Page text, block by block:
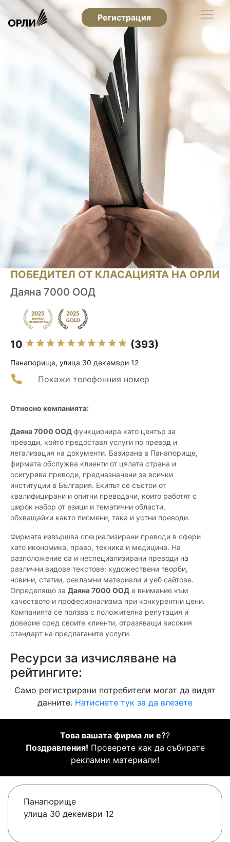
Регистрация
ПОБЕДИТЕЛ ОТ КЛАСАЦИЯТА НА ОРЛИ
Даяна 7000 ООД
10 (393)
Панагюрище, улица 30 декември 12
Покажи телефонния номер
Относно компанията:
Даяна 7000 ООД функционира като център за
преводи, който предоставя услуги по превод и
легализация на документи. Базирана в Панагюрище,
фирмата обслужва клиенти от цялата страна и
осигурява преводи, предназначени за всички
институции в България. Екипът се състои от
квалифицирани и опитни преводачи, които работят с
широк набор от езици и тематични области,
обхващайки както писмени, така и устни преводи.
Фирмата извършва специализирани преводи в сфери
като икономика, право, техника и медицина. На
разположение са и неспециализирани преводи на
различни видове текстове: художествени творби,
новини, статии, рекламни материали и уеб сайтове.
Определящо за Даяна 7000 ООД е внимание към
качеството и професионализма при конкурентни цени.
Компанията се ползва с положителна репутация и
доверие сред своите клиенти, отразяващи високия
стандарт на предлаганите услуги.
Ресурси за изчисляване на
рейтингите:
Само регистрирани потребители могат да видят
данните. Натиснете тук за да влезете
Това вашата фирма ли е??
Поздравления! Проверете как да събирате
рекламни материали!
Панагюрище
улица 30 декември 12